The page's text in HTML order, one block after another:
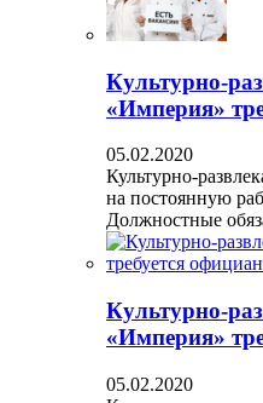
Культурно-
«Империя»
05.02.2020
Культурно-
на постоянную
Должностные
Культурно-
«Империя»
05.02.2020